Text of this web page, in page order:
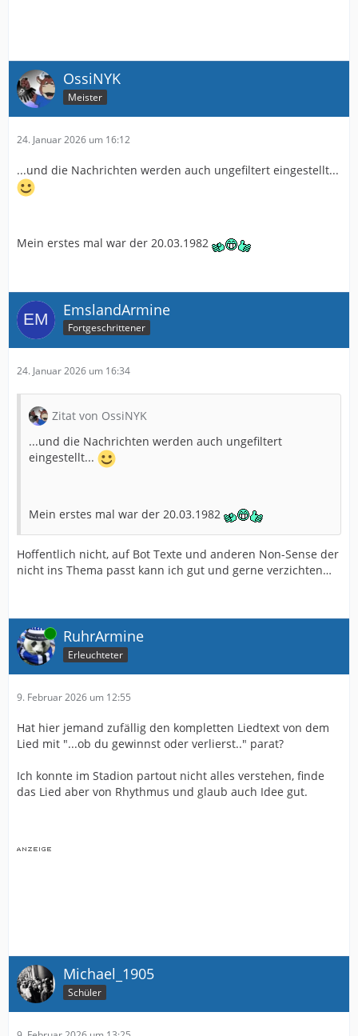
OssiNYK
Meister
24. Januar 2026 um 16:12
...und die Nachrichten werden auch ungefiltert eingestellt...
Mein erstes mal war der 20.03.1982
EmslandArmine
Fortgeschrittener
24. Januar 2026 um 16:34
Zitat von OssiNYK
...und die Nachrichten werden auch ungefiltert
eingestellt...
Mein erstes mal war der 20.03.1982
Hoffentlich nicht, auf Bot Texte und anderen Non-Sense der
nicht ins Thema passt kann ich gut und gerne verzichten…
Online RuhrArmine
Erleuchteter
9. Februar 2026 um 12:55
Hat hier jemand zufällig den kompletten Liedtext von dem
Lied mit "...ob du gewinnst oder verlierst.." parat?
Ich konnte im Stadion partout nicht alles verstehen, finde
das Lied aber von Rhythmus und glaub auch Idee gut.
Michael_1905
Schüler